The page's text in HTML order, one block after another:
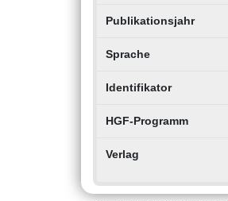
Publikationsjahr
Sprache
Identifikator
HGF-Programm
Verlag